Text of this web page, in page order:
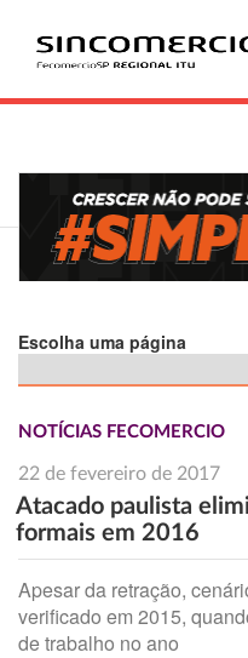
Escolha uma página
NOTÍCIAS FECOMERCIO
22 de fevereiro de 2017
Atacado paulista
formais em 2016
Apesar da retração,
verificado em 2015,
de trabalho no ano